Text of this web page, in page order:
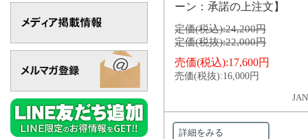
ーン：承諾の上注文】
定価(税込):24,200円
定価(税抜):22,000円
売価(税込):17,600円
売価(税抜):16,000円
詳細をみる